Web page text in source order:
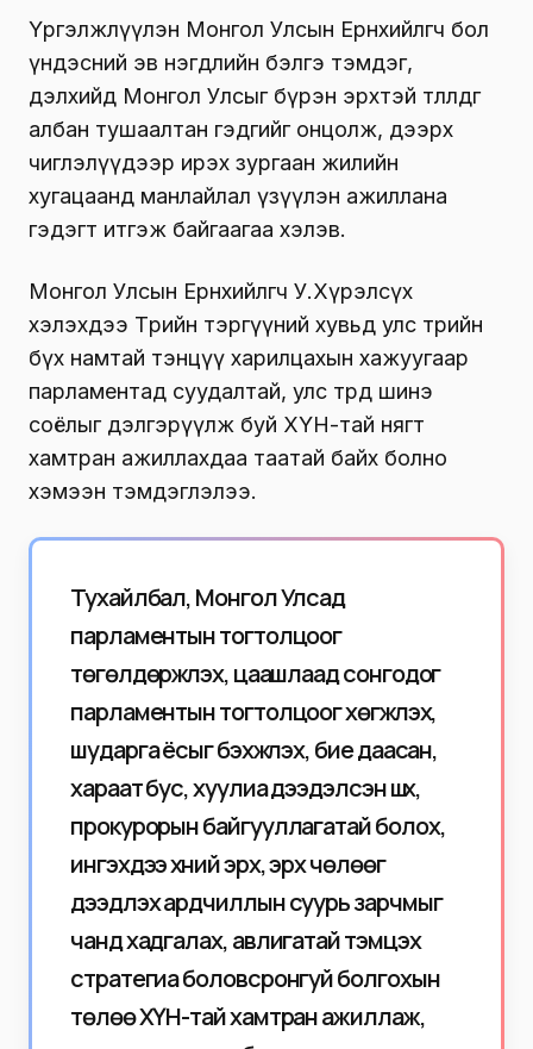
Үргэлжлүүлэн Монгол Улсын Ерөнхийлөгч бол
үндэсний эв нэгдлийн бэлгэ тэмдэг,
дэлхийд Монгол Улсыг бүрэн эрхтэй төлөөлдөг
албан тушаалтан гэдгийг онцолж, дээрх
чиглэлүүдээр ирэх зургаан жилийн
хугацаанд манлайлал үзүүлэн ажиллана
гэдэгт итгэж байгаагаа хэлэв.
Монгол Улсын Ерөнхийлөгч У.Хүрэлсүх
хэлэхдээ Төрийн тэргүүний хувьд улс төрийн
бүх намтай тэнцүү харилцахын хажуугаар
парламентад суудалтай, улс төрд шинэ
соёлыг дэлгэрүүлж буй ХҮН-тай нягт
хамтран ажиллахдаа таатай байх болно
хэмээн тэмдэглэлээ.
Тухайлбал, Монгол Улсад
парламентын тогтолцоог
төгөлдөржүүлэх, цаашлаад сонгодог
парламентын тогтолцоог хөгжүүлэх,
шударга ёсыг бэхжүүлэх, бие даасан,
хараат бус, хуулиа дээдэлсэн шүүх,
прокурорын байгууллагатай болох,
ингэхдээ хүний эрх, эрх чөлөөг
дээдлэх ардчиллын суурь зарчмыг
чанд хадгалах, авлигатай тэмцэх
стратегиа боловсронгуй болгохын
төлөө ХҮН-тай хамтран ажиллаж,